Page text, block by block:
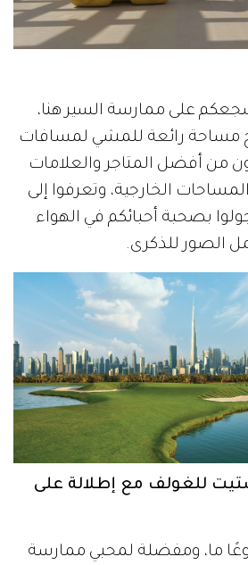
على ممارسة السير هنا،
مساحة رائعة للمشي لمسافات
من أفضل المتاجر والعلامات
الخارجية، وتعرفوا إلى
بصحبة أحبائكم في الهواء
الصور للذكرى.
للغولف مع إطلالة على
ما، ومفضلة لمحبي ممارسة